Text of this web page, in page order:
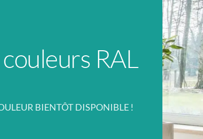
RAL
BIENTÔT DISPONIBLE !